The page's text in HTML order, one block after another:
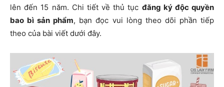
lên đến 15 năm. Chi tiết về thủ tục đăng ký độc quyền
bao bì sản phẩm, bạn đọc vui lòng theo dõi phần tiếp
theo của bài viết dưới đây.